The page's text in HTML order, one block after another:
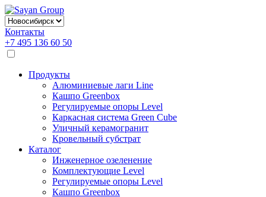
Контакты
+7 495 136 60 50
Продукты
Алюминиевые лаги Line
Кашпо Greenbox
Регулируемые опоры Level
Каркасная система Green Cube
Уличный керамогранит
Кровельный субстрат
Каталог
Инженерное озеленение
Комплектующие Level
Регулируемые опоры Level
Кашпо Greenbox